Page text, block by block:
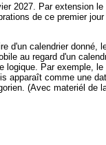
2027. Par extension le
de ce premier jour
d'un calendrier donné,
au regard d'un
logique. Par exemple, le
apparaît comme une
(Avec materiél de